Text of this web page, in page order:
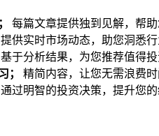
每篇文章提供独到见解，帮助
提供实时市场动态，助您洞悉行
基于分析结果，为您推荐值得
；
精简内容，让您无需浪费
通过明智的投资决策，提升您